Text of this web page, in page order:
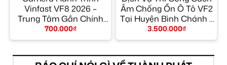
Vinfast VF8 2026 –
Trung Tâm Gắn Chính
Hãng TPHCM
700.000₫
Âm Chống Ồn Ô Tô VF2
Tại Huyện Bình Chánh –
Giá Tốt TPHCM
3.500.000₫